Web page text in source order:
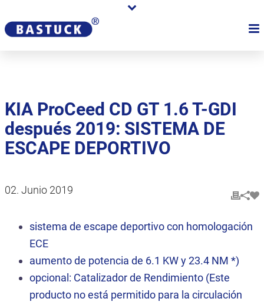
KIA ProCeed CD GT 1.6 T-GDI
después 2019: SISTEMA DE
ESCAPE DEPORTIVO
02. Junio 2019
sistema de escape deportivo con homologación
ECE
aumento de potencia de 6.1 KW y 23.4 NM *)
opcional: Catalizador de Rendimiento (Este
producto no está permitido para la circulación